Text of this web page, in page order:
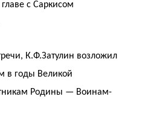
с Саркисом
К.Ф.Затулин возложил
в годы Великой
Родины — Воинам-